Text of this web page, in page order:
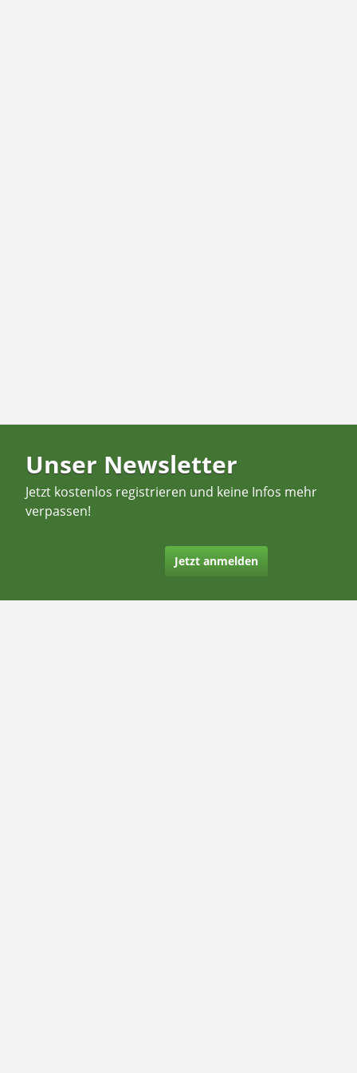
Unser Newsletter
Jetzt kostenlos registrieren und keine Infos mehr
verpassen!
Jetzt anmelden